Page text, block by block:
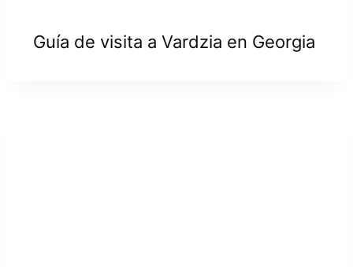
Guía de visita a Vardzia en Georgia